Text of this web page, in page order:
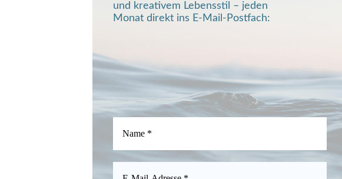
und kreativem Lebensstil – jeden
Monat direkt ins E-Mail-Postfach: